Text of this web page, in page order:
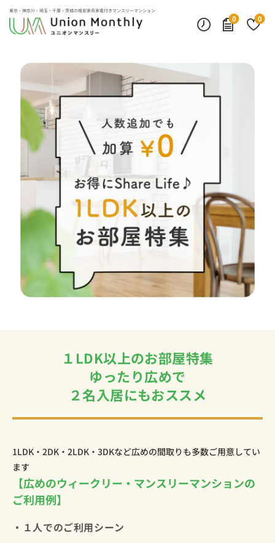
東京・神奈川・埼玉・千葉・茨城の格安家具家電付きマンスリーマンション
0
0
１LDK以上のお部屋特集
ゆったり広めで
２名入居にもおススメ
1LDK・2DK・2LDK・3DKなど広めの間取りも多数ご用意してい
ます
【広めのウィークリー・マンスリーマンションの
ご利用例】
・１人でのご利用シーン